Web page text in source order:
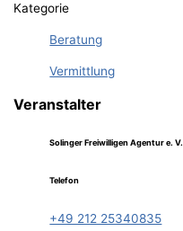
Kategorie
Beratung
Vermittlung
Veranstalter
Solinger Freiwilligen Agentur e. V.
Telefon
+49 212 25340835